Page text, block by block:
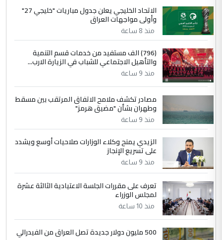
الموضوع :
الجواهري يرد على صدام حسين سل
مضجعيك يابن الزنا (نص كامل)
سردار
التعليق : واحد من عصابة علي ماما يسقط
جنسية الرافد الثالث للعراق ومن اصول عريقة
ابا فرات ...
الجواهري يرد على صدام حسين سل
مضجعيك يابن الزنا (نص كامل)
5 حيدر عاشور
التعليق : تحياتي لك استاذ حامدتركان. كلام
دقيق ومسؤول؛ فالاستثمار الحقيقي للإنسان
الموضوع :
بين الإهمال واغتصاب الأرض.. بلاد
الرافدين تعاني الجفاف والتصحر!!
الاتحاد الخليجي يعلن جدول مباريات "خليجي 27"
وأولى مواجهات العراق
منذ 8 ساعة
(796) الف مستفيد من خدمات قسم التنمية
والتأهيل الاجتماعي للشباب في الزيارة الارب...
منذ 9 ساعة
مصادر تكشف ملامح الاتفاق المرتقب بين مسقط
وطهران بشأن "مضيق هرمز"
منذ 9 ساعة
الزيدي يمنح وكلاء الوزارات صلاحيات أوسع ويشدد
على تسريع الإنجاز
منذ 9 ساعة
تعرف على مقررات الجلسة الاعتيادية الثالثة عشرة
لمجلس الوزراء
منذ 10 ساعة
500 مليون دولار جديدة تصل العراق من الفيدرالي